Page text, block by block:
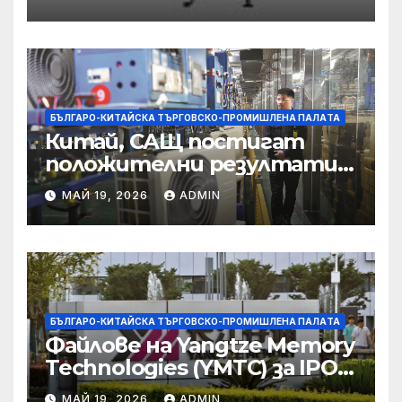
борбата с
корпоративната
престъпност
БЪЛГАРО-КИТАЙСКА ТЪРГОВСКО-ПРОМИШЛЕНА ПАЛAТА
Китай, САЩ постигат
положителни резултати в
икономическите и
търговски консултации:
министерство
МАЙ 19, 2026 ADMIN
БЪЛГАРО-КИТАЙСКА ТЪРГОВСКО-ПРОМИШЛЕНА ПАЛAТА
Файлове на Yangtze Memory
Technologies (YMTC) за IPO
на STAR Market
МАЙ 19, 2026 ADMIN